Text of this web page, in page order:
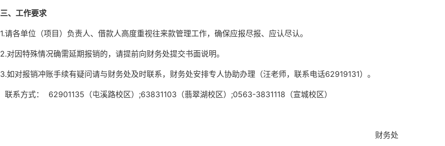
三、工作要求
1.请各单位（项目）负责人、借款人高度重视往来款管理工作，确保应报尽报、应认尽认。
2.对因特殊情况确需延期报销的，请提前向财务处提交书面说明。
3.如对报销冲账手续有疑问请与财务处及时联系，财务处安排专人协助办理（汪老师，联系电话62919131）。
联系方式： 62901135（屯溪路校区）;63831103（翡翠湖校区）;0563-3831118（宣城校区）
财务处